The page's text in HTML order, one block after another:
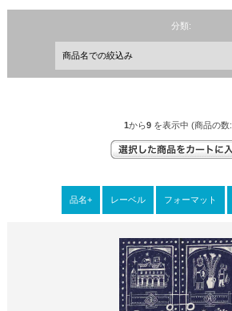
分類:
1から9 を表示中 (商品の数:
品名+ レーベル フォーマット